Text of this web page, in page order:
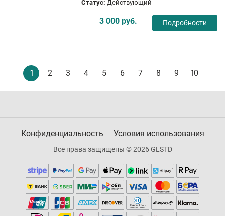
Статус: Действующий
3 000 руб. Подробности
1 2 3 4 5 6 7 8 9 10
Конфиденциальность Условия использования
Все права защищены © 2026 GLSTD